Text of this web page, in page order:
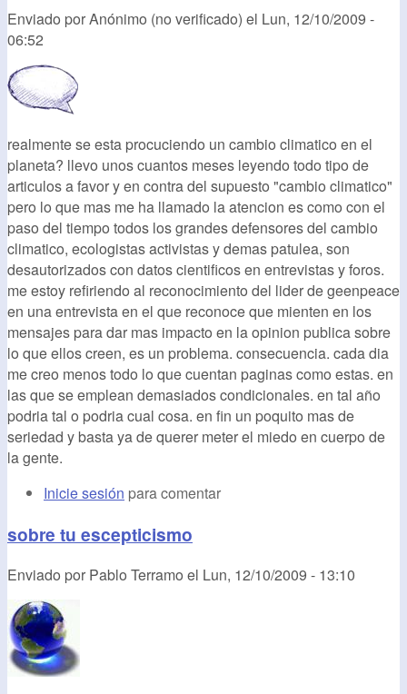
Enviado porAnónimo (no verificado) el Lun, 12/10/2009 -
06:52
realmente se esta procuciendo un cambio climatico en el
planeta? llevo unos cuantos meses leyendo todo tipo de
articulos a favor y en contra del supuesto "cambio climatico"
pero lo que mas me ha llamado la atencion es como con el
paso del tiempo todos los grandes defensores del cambio
climatico, ecologistas activistas y demas patulea, son
desautorizados con datos cientificos en entrevistas y foros.
me estoy refiriendo al reconocimiento del lider de geenpeace
en una entrevista en el que reconoce que mienten en los
mensajes para dar mas impacto en la opinion publica sobre
lo que ellos creen, es un problema. consecuencia. cada dia
me creo menos todo lo que cuentan paginas como estas. en
las que se emplean demasiados condicionales. en tal año
podria tal o podria cual cosa. en fin un poquito mas de
seriedad y basta ya de querer meter el miedo en cuerpo de
la gente.
Inicie sesión para comentar
sobre tu escepticismo
Enviado por Pablo Terramo el Lun, 12/10/2009 - 13:10